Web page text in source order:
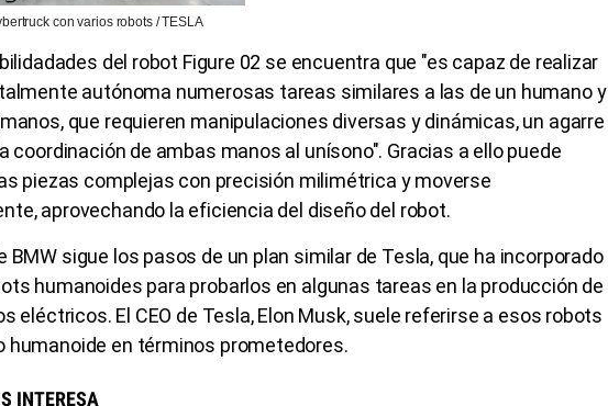
con varios robots / TESLA
del robot Figure 02 se encuentra que "es capaz de realizar
autónoma numerosas tareas similares a las de un humano y
que requieren manipulaciones diversas y dinámicas, un agarre
coordinación de ambas manos al unísono". Gracias a ello puede
piezas complejas con precisión milimétrica y moverse
aprovechando la eficiencia del diseño del robot.
BMW sigue los pasos de un plan similar de Tesla, que ha incorporado
humanoides para probarlos en algunas tareas en la producción de
eléctricos. El CEO de Tesla, Elon Musk, suele referirse a esos robots
humanoide en términos prometedores.
INTERESA